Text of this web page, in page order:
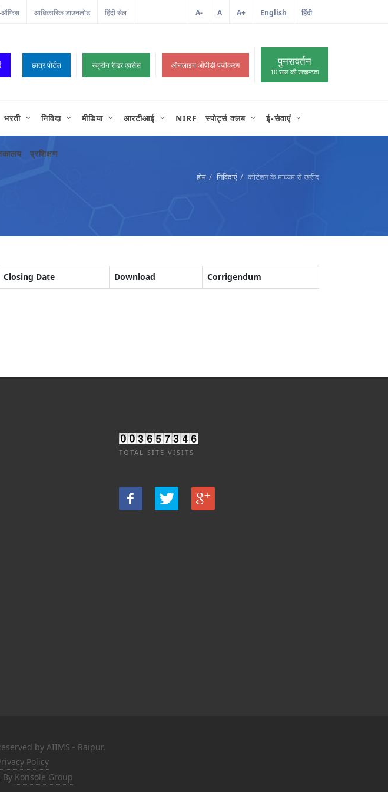
ऑफिस आधिकारिक डाउनलोड हिंदी सेल A- A A+ English हिंदी
छात्र पोर्टल स्क्रीन रीडर एक्सेस ऑनलाइन ओपीडी पंजीकरण पुनरावर्तन
10 साल की उत्कृष्टता
भरती निविदा मीडिया आरटीआई NIRF स्पोर्ट्स क्लब ई-सेवाएं
प्रशिक्षण
होम निविदाएं कोटेशन के माध्यम से खरीद
Closing Date Download Corrigendum
TOTAL SITE VISITS
by AIIMS - Raipur.
Policy
By Konsole Group